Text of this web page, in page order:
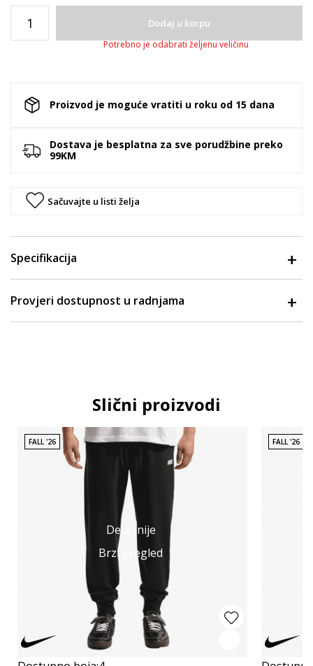
Dodaj u korpu
Potrebno je odabrati željenu veličinu
Proizvod je moguće vratiti u roku od 15 dana
Dostava je besplatna za sve porudžbine preko
99KM
Sačuvajte u listi želja
Specifikacija
Provjeri dostupnost u radnjama
Slični proizvodi
Detaljnije
Brzi pregled
FALL '26 FALL '26